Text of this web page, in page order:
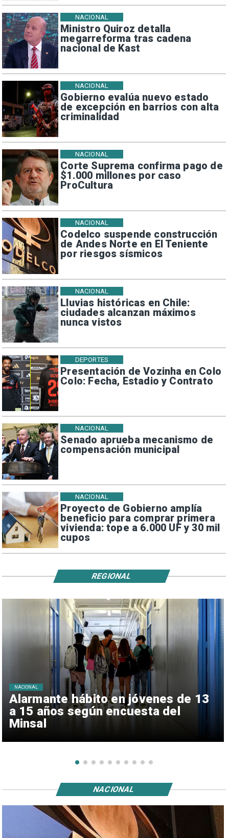
Ministro Quiroz detalla
megarreforma tras cadena
nacional de Kast
NACIONAL
Gobierno evalúa nuevo estado
de excepción en barrios con alta
criminalidad
NACIONAL
Corte Suprema confirma pago de
$1.000 millones por caso
ProCultura
NACIONAL
Codelco suspende construcción
de Andes Norte en El Teniente
por riesgos sísmicos
NACIONAL
Lluvias históricas en Chile:
ciudades alcanzan máximos
nunca vistos
NACIONAL
Presentación de Vozinha en Colo
Colo: Fecha, Estadio y Contrato
DEPORTES
Senado aprueba mecanismo de
compensación municipal
NACIONAL
Proyecto de Gobierno amplía
beneficio para comprar primera
vivienda: tope a 6.000 UF y 30 mil
cupos
NACIONAL
Alarmante hábito en jóvenes de 13
a 15 años según encuesta del
Minsal
NACIONAL
REGIONAL
NACIONAL